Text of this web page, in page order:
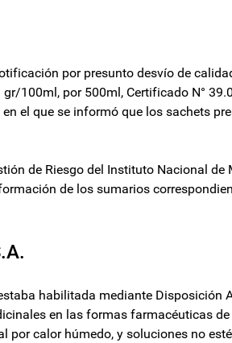
por presunto desvío de
100ml, por 500ml, Certificado N°
el que se informó que los sachets
de Riesgo del Instituto Nacional de
de los sumarios
habilitada mediante Disposición
en las formas farmacéuticas
por calor húmedo, y soluciones no